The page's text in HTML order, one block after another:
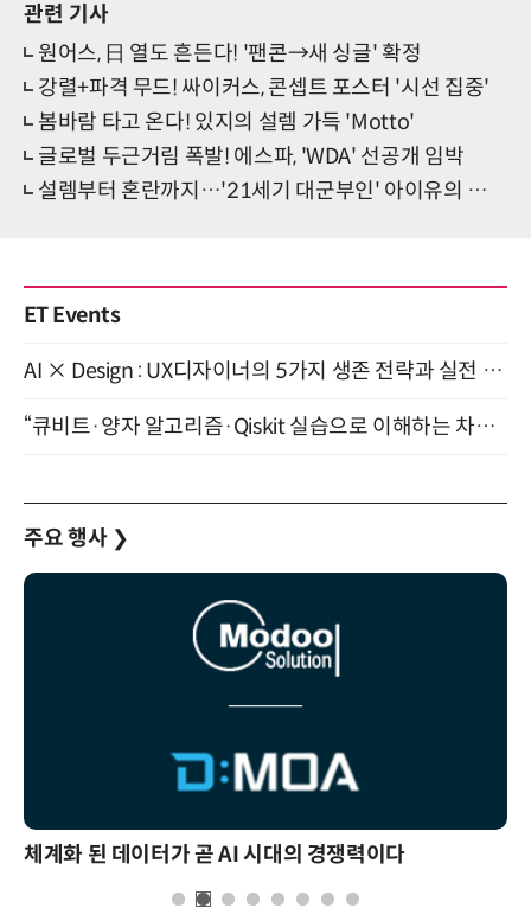
관련 기사
원어스, 日 열도 흔든다! '팬콘→새 싱글' 확정
강렬+파격 무드! 싸이커스, 콘셉트 포스터 '시선 집중'
봄바람 타고 온다! 있지의 설렘 가득 'Motto'
글로벌 두근거림 폭발! 에스파, 'WDA' 선공개 임박
설렘부터 혼란까지…'21세기 대군부인' 아이유의 입체적 매력
ET Events
AI × Design : UX디자이너의 5가지 생존 전략과 실전 대응 8월 28일 개최
“큐비트·양자 알고리즘·Qiskit 실습으로 이해하는 차세대 컴퓨팅” (8/28)
주요 행사 ❯
체계화 된 데이터가 곧 AI 시대의 경쟁력이다